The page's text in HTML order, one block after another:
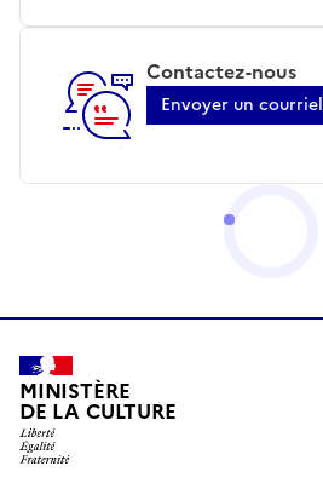
Contactez-nous
Envoyer un courriel
MINISTÈRE
DE LA CULTURE